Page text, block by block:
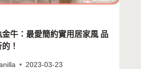
牛：最愛簡約實用居家風 品
！
2023-03-23